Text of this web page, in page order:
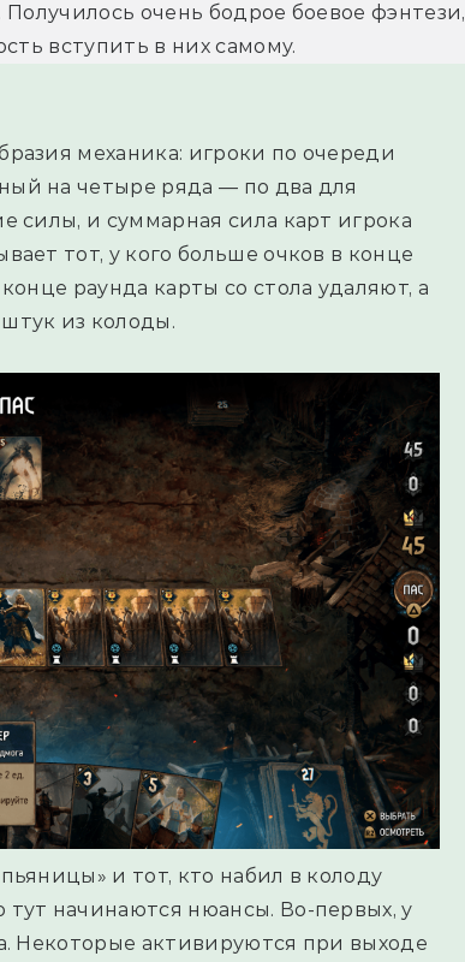
очень бодрое боевое фэнтези,
вступить в них самому.
механика: игроки по очереди
на четыре ряда — по два для
силы, и суммарная сила карт игрока
тот, у кого больше очков в конце
раунда карты со стола удаляют, а
из колоды.
и тот, кто набил в колоду
начинаются нюансы. Во-первых, у
Некоторые активируются при выходе